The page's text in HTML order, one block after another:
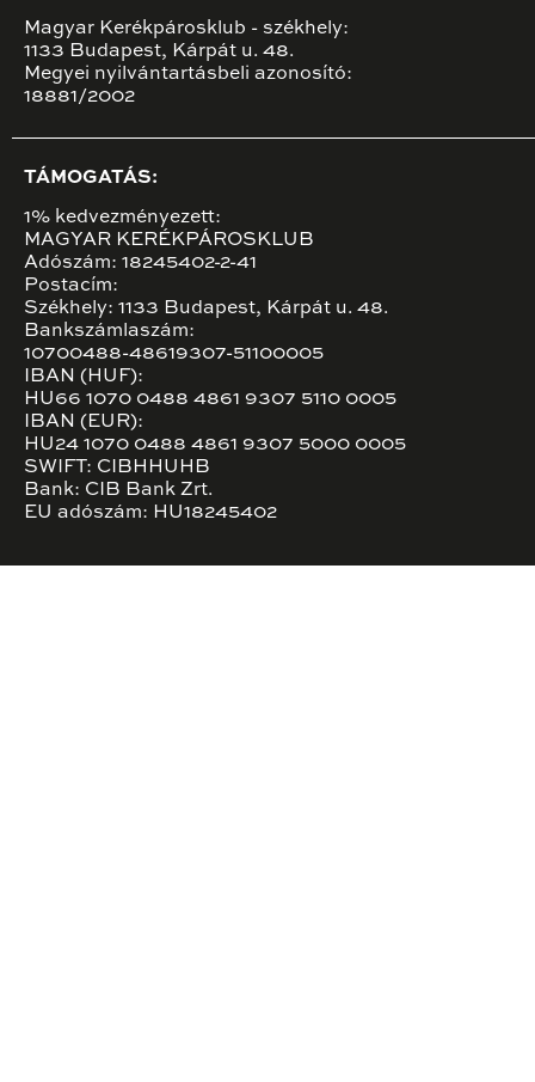
Magyar Kerékpárosklub - székhely:
1133 Budapest, Kárpát u. 48.
Megyei nyilvántartásbeli azonosító:
18881/2002
TÁMOGATÁS:
1% kedvezményezett:
MAGYAR KERÉKPÁROSKLUB
Adószám: 18245402-2-41
Postacím:
Székhely: 1133 Budapest, Kárpát u. 48.
Bankszámlaszám:
10700488-48619307-51100005
IBAN (HUF):
HU66 1070 0488 4861 9307 5110 0005
IBAN (EUR):
HU24 1070 0488 4861 9307 5000 0005
SWIFT: CIBHHUHB
Bank: CIB Bank Zrt.
EU adószám: HU18245402